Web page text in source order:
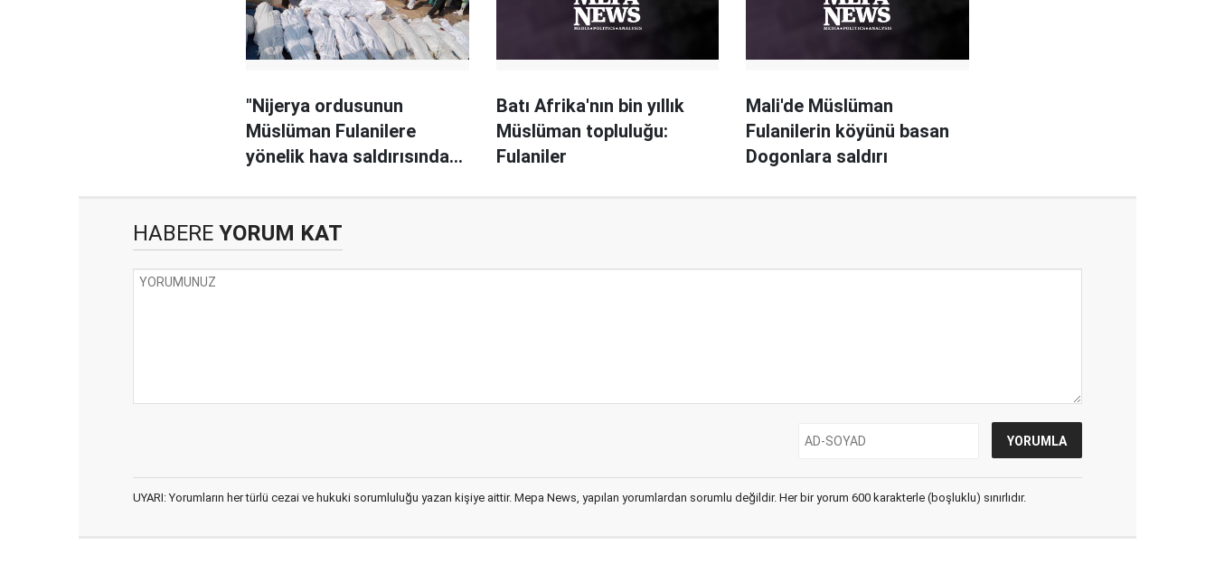
"Nijerya ordusunun
Müslüman Fulanilere
yönelik hava saldırısında
Batı Afrika'nın bin yıllık
Müslüman topluluğu:
Fulaniler
Mali'de Müslüman
Fulanilerin köyünü basan
Dogonlara saldırı
HABERE YORUM KAT
UYARI: Yorumların her türlü cezai ve hukuki sorumluluğu yazan kişiye aittir. Mepa News, yapılan yorumlardan sorumlu değildir. Her bir yorum 600 karakterle (boşluklu) sınırlıdır.